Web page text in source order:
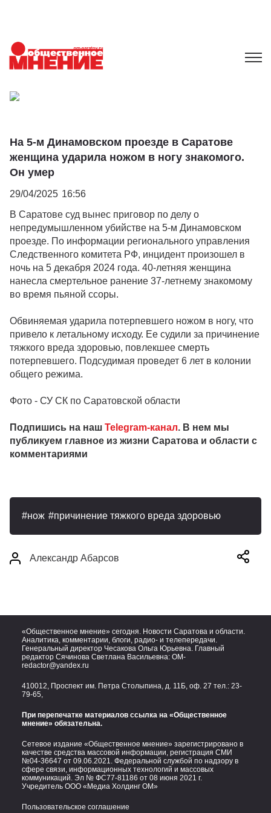
На 5-м Динамовском проезде в Саратове
женщина ударила ножом в ногу знакомого.
Он умер
29/04/2025 16:56
В Саратове суд вынес приговор по делу о
непредумышленном убийстве на 5-м Динамовском
проезде. По информации регионального управления
Следственного комитета РФ, инцидент произошел в
ночь на 5 декабря 2024 года. 40-летняя женщина
нанесла смертельное ранение 37-летнему знакомому
во время пьяной ссоры.
Обвиняемая ударила потерпевшего ножом в ногу, что
привело к летальному исходу. Ее судили за причинение
тяжкого вреда здоровью, повлекшее смерть
потерпевшего. Подсудимая проведет 6 лет в колонии
общего режима.
Фото - СУ СК по Саратовской области
Подпишись на наш Telegram-канал. В нем мы
публикуем главное из жизни Саратова и области с
комментариями
нож причинение тяжкого вреда здоровью
Александр Абарсов
«Общественное мнение» сегодня. Новости Саратова и области.
Аналитика, комментарии, блоги, радио- и телепередачи.
Генеральный директор Чесакова Ольга Юрьевна. Главный
редактор Сячинова Светлана Васильевна: OM-
redactor@yandex.ru
410012, Проспект им. Петра Столыпина, д. 11Б, оф. 27 тел.: 23-
79-65,
При перепечатке материалов ссылка на «Общественное
мнение» обязательна.
Сетевое издание «Общественное мнение» зарегистрировано в
качестве средства массовой информации, регистрация СМИ
№04-36647 от 09.06.2021. Федеральной службой по надзору в
сфере связи, информационных технологий и массовых
коммуникаций. Эл № ФС77-81186 от 08 июня 2021 г.
Учредитель ООО «Медиа Холдинг ОМ»
Пользовательское соглашение